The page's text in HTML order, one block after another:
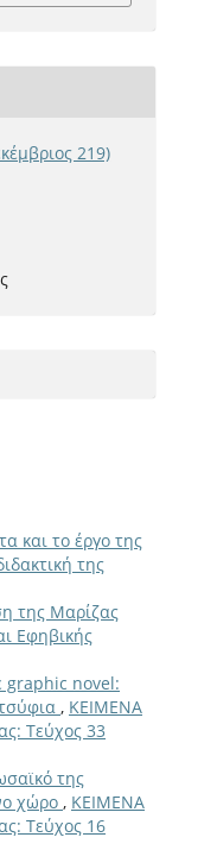
219)
και το έργο της
της
της Μαρίζας
Εφηβικής
graphic novel:
, ΚΕΙΜΕΝΑ
Τεύχος 33
της
χώρο , ΚΕΙΜΕΝΑ
Τεύχος 16